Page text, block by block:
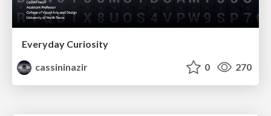
Everyday Curiosity
cassininazir
0 270